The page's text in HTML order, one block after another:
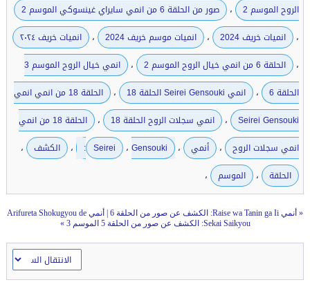
الروح الموسم 2
، صور من الحلقة 6 من انمي سايراي غينسوكي الموسم 2
، انميات خريف 2024 ، انميات موسم خريف 2024 ، انميات خريف ٢٠٢٤
، الحلقة 6 من انمي خيال الروح الموسم 2 ،
انمي خيال الروح الموسم 3
الحلقة 6
، انمي Seirei Gensouki الحلقة 18 ،
الحلقة 18 من انمي انمي
Seirei Gensouki
، انمي سجلات الروح الحلقة 18 ،
الحلقة 18 من انمي
انمي سجلات الروح
، أنمي ، Seirei ، Gensouki: ، الكشف ،
الحلقة ، الموسم ،
« أنمي Raise wa Tanin ga Ii: الكشف عن صور من الحلقة 6
أنمي Arifureta Shokugyou de
Sekai Saikyou: الكشف عن صور من الحلقة 5 الموسم 3
»